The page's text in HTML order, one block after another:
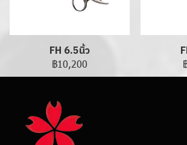
FH 6.5นิ้ว
฿10,200